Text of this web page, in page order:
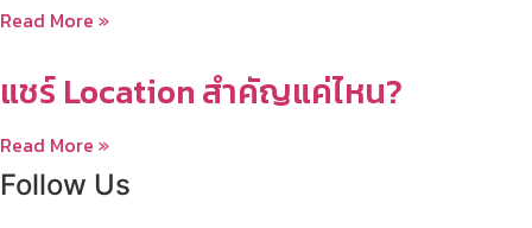
Read More »
แชร์ Location สำคัญแค่ไหน?
Read More »
Follow Us